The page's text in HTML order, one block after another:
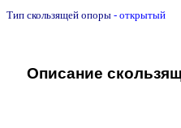
Тип скользящей опоры - открытый
Описание